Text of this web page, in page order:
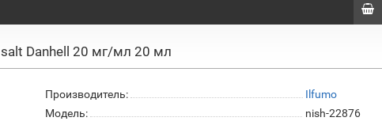
Danhell 20 мг/мл 20 мл
Производитель:
Ilfumo
Модель:
nish-22876